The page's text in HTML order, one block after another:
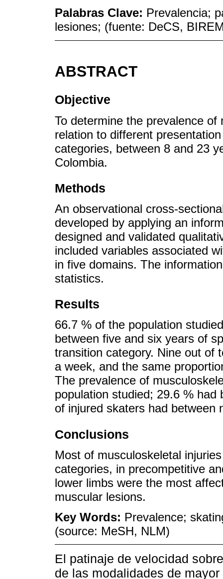
Palabras Clave: Prevalencia;
lesiones; (fuente: DeCS,
ABSTRACT
Objective
To determine the prevalence
relation to different
categories, between 8 and 23
Colombia.
Methods
An observational cross-
developed by applying an
designed and validated
included variables associated
in five domains. The
statistics.
Results
66.7 % of the population
between five and six years of
transition category. Nine out of
a week, and the same
The prevalence of
population studied; 29.6 %
of injured skaters had between
Conclusions
Most of musculoskeletal
categories, in precompetitive
lower limbs were the most
muscular lesions.
Key Words: Prevalence;
(source: MeSH, NLM)
El patinaje de velocidad
de las modalidades de